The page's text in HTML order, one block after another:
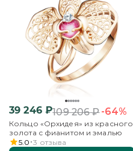
39 246₽109 206₽-64%
Кольцо «Орхидея» из красного
золота с фианитом и эмалью
5.0 3 отзыва